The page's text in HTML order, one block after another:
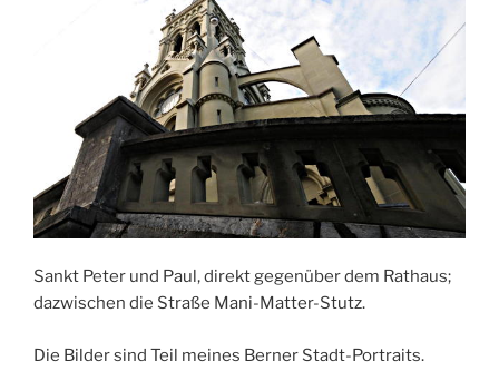
Sankt Peter und Paul, direkt gegenüber dem Rathaus;
dazwischen die Straße Mani-Matter-Stutz.
Die Bilder sind Teil meines Berner Stadt-Portraits.